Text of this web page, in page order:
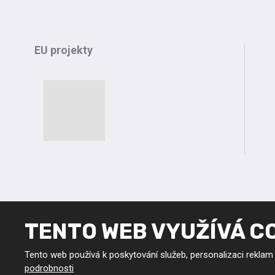
EU projekty
TENTO WEB VYUŽÍVÁ
Tento web používá k poskytování služeb, personalizaci
podrobnosti